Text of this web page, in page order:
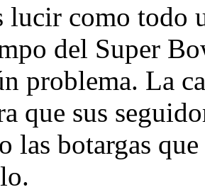
lucir como
del Super
problema. La
que sus
las botargas